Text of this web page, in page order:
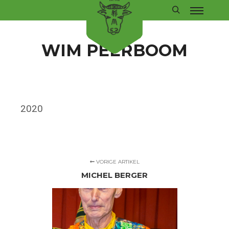
Zoeken
WIM PEERBOOM
2020
VORIGE ARTIKEL
MICHEL BERGER